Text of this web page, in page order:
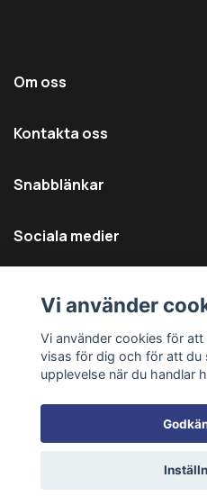
Om oss
Kontakta oss
Snabblänkar
Sociala medier
© 2026 Däckmästarna -
Vi använder
Vi använder cookies för
visas för dig och för att du
upplevelse när du handlar